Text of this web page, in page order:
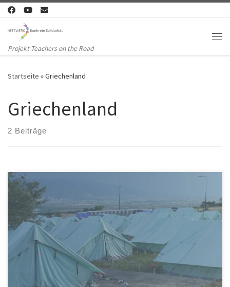
Zum Inhalt springen
Projekt Teachers on the Road
Startseite »Griechenland
Griechenland
2 Beiträge
Danke Wesam, danke Lukas, für eine wunderbare Veranstaltung
am Samstag im Schauspiel Frankfurt – mit Fotoausstellung, Film und
Vortrag über […]